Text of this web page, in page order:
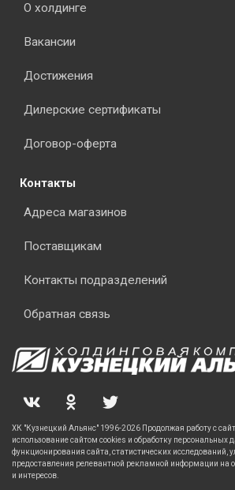
О холдинге
Вакансии
Достижения
Дилерские сертификаты
Договор-оферта
Контакты
Адреса магазинов
Поставщикам
Контакты подразделений
Обратная связь
ХК "Кузнецкий Альянс" 1996-2026 Продолжая работу с
использование сайтом cookies и обработку персональных
функционирования сайта, статистических исследований,
предоставления релевантной рекламной информации на
и интересов.